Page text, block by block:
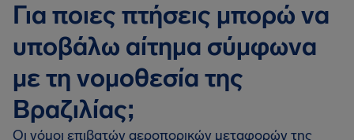
Για ποιες πτήσεις μπορώ να
υποβάλω αίτημα σύμφωνα
με τη νομοθεσία της
Βραζιλίας;
Οι νόμοι επιβατών αεροπορικών μεταφορών της